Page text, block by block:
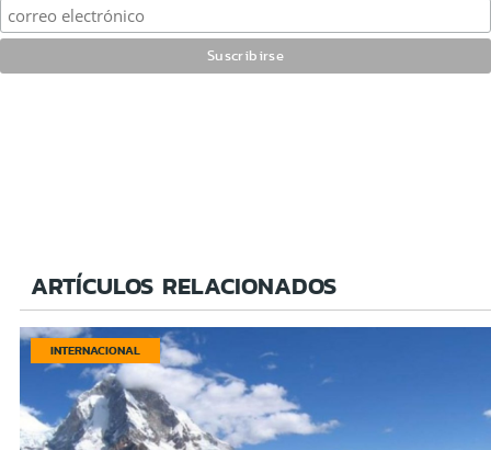
ARTÍCULOS RELACIONADOS
INTERNACIONAL